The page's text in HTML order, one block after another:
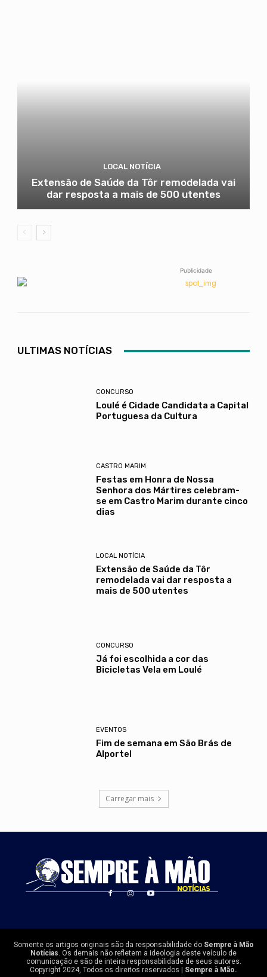
LOCAL NOTÍCIA
Extensão de Saúde da Tôr remodelada vai
dar resposta a mais de 500 utentes
Publicidade
ULTIMAS NOTÍCIAS
CONCURSO
Loulé é Cidade Candidata a Capital
Portuguesa da Cultura
CASTRO MARIM
Festas em Honra de Nossa
Senhora dos Mártires celebram-
se em Castro Marim durante cinco
dias
LOCAL NOTÍCIA
Extensão de Saúde da Tôr
remodelada vai dar resposta a
mais de 500 utentes
CONCURSO
Já foi escolhida a cor das
Bicicletas Vela em Loulé
EVENTOS
Fim de semana em São Brás de
Alportel
Carregar mais
Somente os artigos originais são da responsabilidade do Sempre à Mão
Notícias . Os demais não refletem a ideologia deste veículo de
comunicação e são de inteira responsabilidade de seus autores.
Copyright 2024, Todos os direitos reservados | Sempre à Mão.